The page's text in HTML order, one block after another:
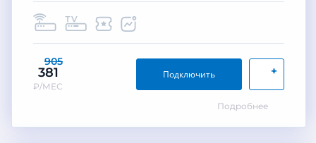
905
381
₽/МЕС
+
Подключить
Подробнее